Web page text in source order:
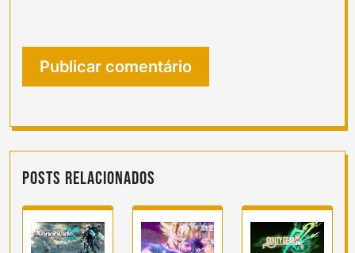
Posts Relacionados